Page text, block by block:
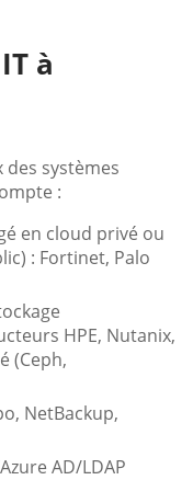
à
systèmes
:
en cloud privé ou
: Fortinet, Palo
HPE, Nutanix,
(Ceph,
NetBackup,
AD/LDAP